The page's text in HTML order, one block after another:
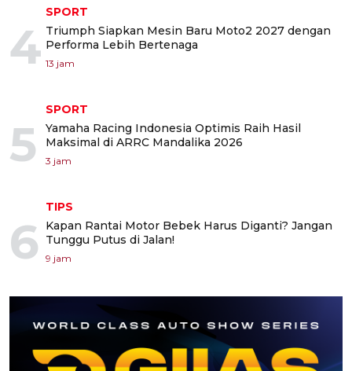
4
SPORT
Triumph Siapkan Mesin Baru Moto2 2027 dengan
Performa Lebih Bertenaga
13 jam
5
SPORT
Yamaha Racing Indonesia Optimis Raih Hasil
Maksimal di ARRC Mandalika 2026
3 jam
6
TIPS
Kapan Rantai Motor Bebek Harus Diganti? Jangan
Tunggu Putus di Jalan!
9 jam